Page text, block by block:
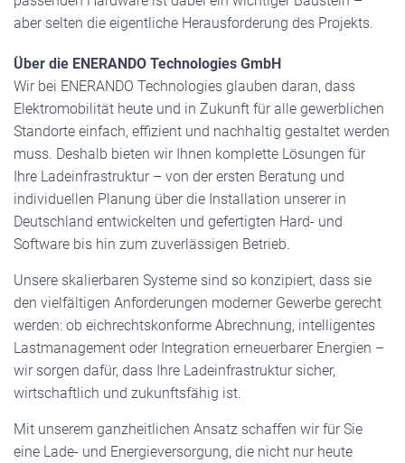
aber selten die eigentliche Herausforderung des Projekts.
Über die ENERANDO Technologies GmbH
Wir bei ENERANDO Technologies glauben daran, dass
Elektromobilität heute und in Zukunft für alle gewerblichen
Standorte einfach, effizient und nachhaltig gestaltet werden
muss. Deshalb bieten wir Ihnen komplette Lösungen für
Ihre Ladeinfrastruktur – von der ersten Beratung und
individuellen Planung über die Installation unserer in
Deutschland entwickelten und gefertigten Hard- und
Software bis hin zum zuverlässigen Betrieb.
Unsere skalierbaren Systeme sind so konzipiert, dass sie
den vielfältigen Anforderungen moderner Gewerbe gerecht
werden: ob eichrechtskonforme Abrechnung, intelligentes
Lastmanagement oder Integration erneuerbarer Energien –
wir sorgen dafür, dass Ihre Ladeinfrastruktur sicher,
wirtschaftlich und zukunftsfähig ist.
Mit unserem ganzheitlichen Ansatz schaffen wir für Sie
eine Lade- und Energieversorgung, die nicht nur heute